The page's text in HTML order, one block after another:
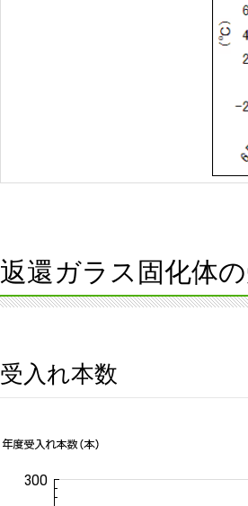
返還ガラス固化体
受入れ本数